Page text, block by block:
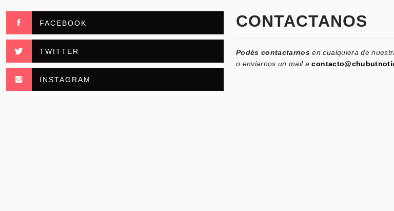
FACEBOOK
TWITTER
INSTAGRAM
CONTACTANOS
Podés contactarnos en cualquiera de
o enviarnos un mail a